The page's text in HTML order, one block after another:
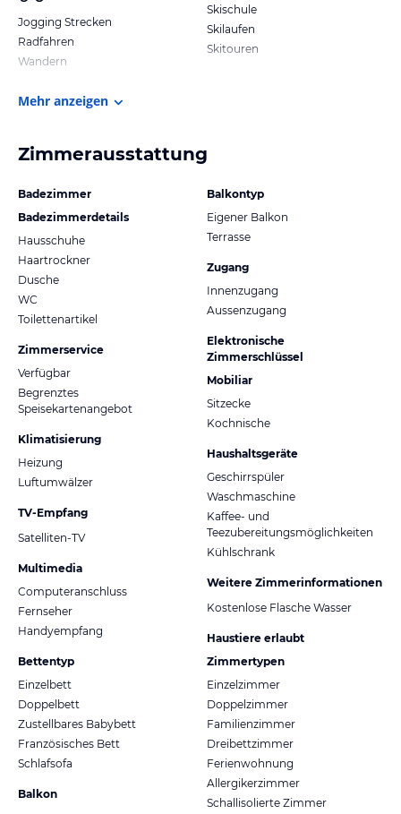
Jogging Strecken
Radfahren
Wandern
Skischule
Skilaufen
Skitouren
Mehr anzeigen
Zimmerausstattung
Badezimmer
Badezimmerdetails
Hausschuhe
Haartrockner
Dusche
WC
Toilettenartikel
Zimmerservice
Verfügbar
Begrenztes
Speisekartenangebot
Klimatisierung
Heizung
Luftumwälzer
TV-Empfang
Satelliten-TV
Multimedia
Computeranschluss
Fernseher
Handyempfang
Bettentyp
Einzelbett
Doppelbett
Zustellbares Babybett
Französisches Bett
Schlafsofa
Balkon
Balkontyp
Eigener Balkon
Terrasse
Zugang
Innenzugang
Aussenzugang
Elektronische
Zimmerschlüssel
Mobiliar
Sitzecke
Kochnische
Haushaltsgeräte
Geschirrspüler
Waschmaschine
Kaffee- und
Teezubereitungsmöglichkeiten
Kühlschrank
Weitere Zimmerinformationen
Kostenlose Flasche Wasser
Haustiere erlaubt
Zimmertypen
Einzelzimmer
Doppelzimmer
Familienzimmer
Dreibettzimmer
Ferienwohnung
Allergikerzimmer
Schallisolierte Zimmer